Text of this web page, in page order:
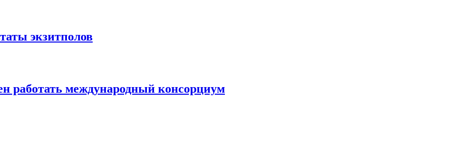
экзитполов
работать международный консорциум